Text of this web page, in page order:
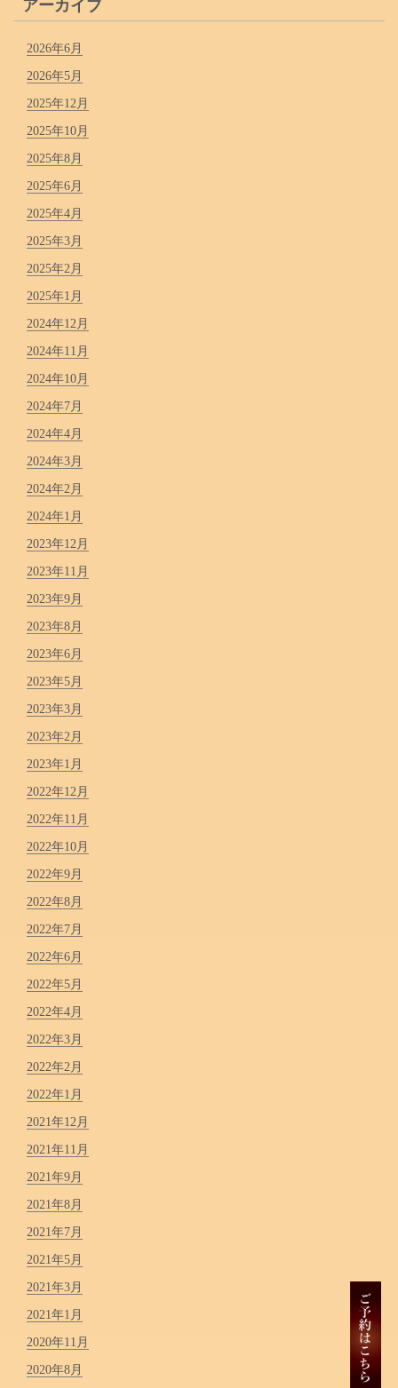
アーカイブ
2026年6月
2026年5月
2025年12月
2025年10月
2025年8月
2025年6月
2025年4月
2025年3月
2025年2月
2025年1月
2024年12月
2024年11月
2024年10月
2024年7月
2024年4月
2024年3月
2024年2月
2024年1月
2023年12月
2023年11月
2023年9月
2023年8月
2023年6月
2023年5月
2023年3月
2023年2月
2023年1月
2022年12月
2022年11月
2022年10月
2022年9月
2022年8月
2022年7月
2022年6月
2022年5月
2022年4月
2022年3月
2022年2月
2022年1月
2021年12月
2021年11月
2021年9月
2021年8月
2021年7月
2021年5月
2021年3月
2021年1月
2020年11月
2020年8月